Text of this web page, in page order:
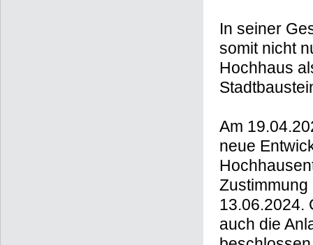
In seiner
somit nicht
Hochhaus
Am
neue
13.06.2024.
auch die